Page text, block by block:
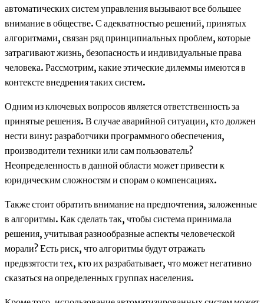
автоматических систем управления вызывают все большее
внимание в обществе. С адекватностью решений, принятых
алгоритмами, связан ряд принципиальных проблем, которые
затрагивают жизнь, безопасность и индивидуальные права
человека. Рассмотрим, какие этические дилеммы имеются в
контексте внедрения таких систем.
Одним из ключевых вопросов является ответственность за
принятые решения. В случае аварийной ситуации, кто должен
нести вину: разработчики программного обеспечения,
производители техники или сам пользователь?
Неопределенность в данной области может привести к
юридическим сложностям и спорам о компенсациях.
Также стоит обратить внимание на предпочтения, заложенные
в алгоритмы. Как сделать так, чтобы система принимала
решения, учитывая разнообразные аспекты человеческой
морали? Есть риск, что алгоритмы будут отражать
предвзятости тех, кто их разрабатывает, что может негативно
сказаться на определенных группах населения.